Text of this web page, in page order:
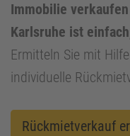
Immobilie
Karlsruhe ist
Ermitteln Sie mit
individuelle
Rückmietverkauf